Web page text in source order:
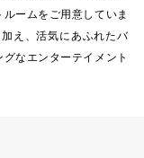
ームをご用意していま
え、活気にあふれたバ
なエンターテイメント